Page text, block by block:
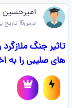
امیرحسین
درس15 تاریخ یازدهم انسانی
تاثیر جنگ
های صلیبی را به